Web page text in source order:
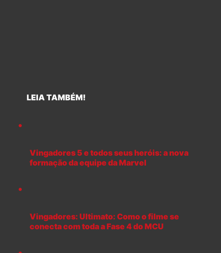
LEIA TAMBÉM!
Vingadores 5 e todos seus heróis: a nova
formação da equipe da Marvel
Vingadores: Ultimato: Como o filme se
conecta com toda a Fase 4 do MCU